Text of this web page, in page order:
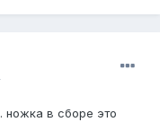
ножка в сборе это